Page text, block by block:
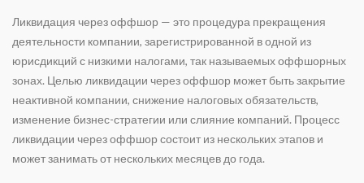
Ликвидация через оффшор — это процедура прекращения
деятельности компании, зарегистрированной в одной из
юрисдикций с низкими налогами, так называемых оффшорных
зонах. Целью ликвидации через оффшор может быть закрытие
неактивной компании, снижение налоговых обязательств,
изменение бизнес-стратегии или слияние компаний. Процесс
ликвидации через оффшор состоит из нескольких этапов и
может занимать от нескольких месяцев до года.